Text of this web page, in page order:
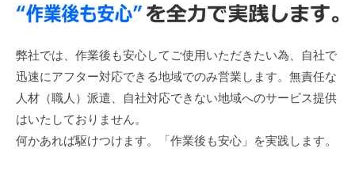
弊社では、作業後も安心してご使用いただきたい為、自社で
迅速にアフター対応できる地域でのみ営業します。無責任な
人材（職人）派遣、自社対応できない地域へのサービス提供
はいたしておりません。
何かあれば駆けつけます。「作業後も安心」を実践します。